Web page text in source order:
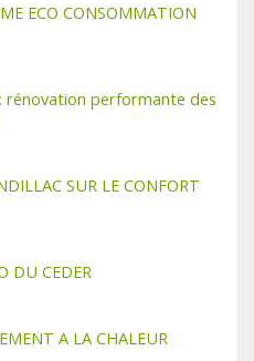
ECO CONSOMMATION
rénovation performante des
SUR LE CONFORT
DU CEDER
A LA CHALEUR